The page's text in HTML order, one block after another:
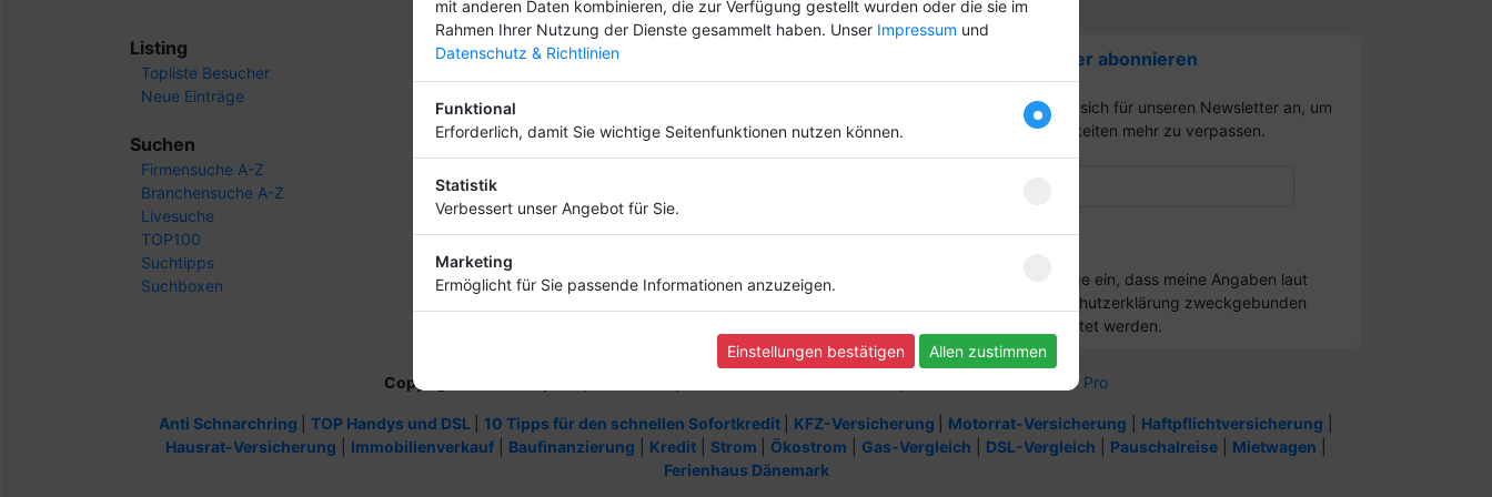
Listing
Topliste Besucher
Neue Einträge
Suchen
Firmensuche A-Z
Branchensuche A-Z
Livesuche
TOP100
Suchtipps
Suchboxen
Informationen
Widerruf
Kontakt
Backlink
Newsletter abonnieren
Melden Sie sich für unseren Newsletter an, um
kein Neuigkeiten mehr zu verpassen.
Ich willige ein, dass meine Angaben laut
Datenschutzerklärung zweckgebunden
verarbeitet werden.
Copyright SF-Branchenbuch V3 Pro
Anti Schnarchring TOP Handys und DSL 10 Tipps für den schnellen Sofortkredit KFZ-Versicherung Motorrat-Versicherung Haftpflichtversicherung
Hausrat-Versicherung
Immobilienverkauf Baufinanzierung Kredit Strom Ökostrom Gas-Vergleich DSL-Vergleich Pauschalreise Mietwagen
Ferienhaus Dänemark
mit anderen Daten kombinieren, die zur Verfügung gestellt wurden oder die sie im
Rahmen Ihrer Nutzung der Dienste gesammelt haben. Unser Impressum und
Datenschutz & Richtlinien
Funktional
Erforderlich, damit Sie wichtige Seitenfunktionen nutzen können.
Statistik
Verbessert unser Angebot für Sie.
Marketing
Ermöglicht für Sie passende Informationen anzuzeigen.
Einstellungen bestätigen Allen zustimmen